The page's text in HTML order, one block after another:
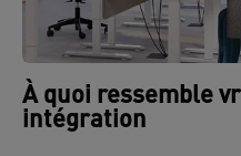
À quoi ressemble
intégration